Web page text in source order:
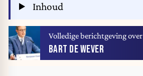
Inhoud
Volledige berichtgeving over
BART DE WEVER